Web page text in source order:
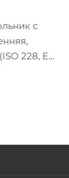
с
228, EN